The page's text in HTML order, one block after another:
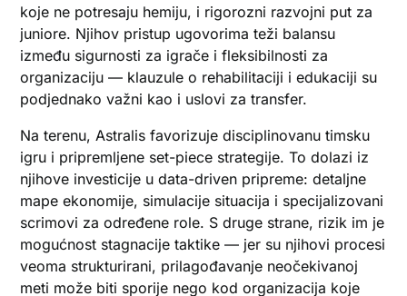
koje ne potresaju hemiju, i rigorozni razvojni put za
juniore. Njihov pristup ugovorima teži balansu
između sigurnosti za igrače i fleksibilnosti za
organizaciju — klauzule o rehabilitaciji i edukaciji su
podjednako važni kao i uslovi za transfer.
Na terenu, Astralis favorizuje disciplinovanu timsku
igru i pripremljene set-piece strategije. To dolazi iz
njihove investicije u data-driven pripreme: detaljne
mape ekonomije, simulacije situacija i specijalizovani
scrimovi za određene role. S druge strane, rizik im je
mogućnost stagnacije taktike — jer su njihovi procesi
veoma strukturirani, prilagođavanje neočekivanoj
meti može biti sporije nego kod organizacija koje